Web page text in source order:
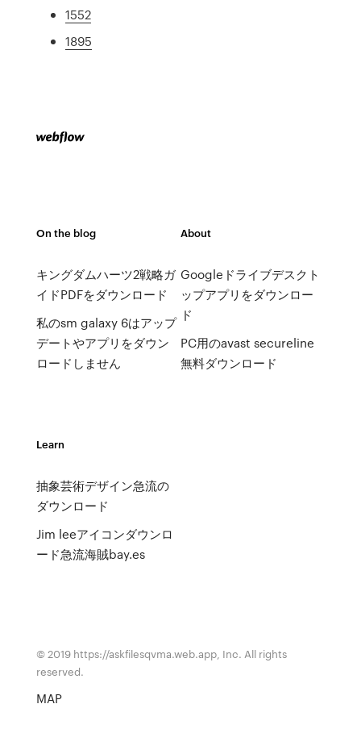
1552
1895
On the blog
キングダムハーツ2戦略ガ
イドPDFをダウンロード
私のsm galaxy 6はアップ
デートやアプリをダウン
ロードしません
About
Googleドライブデスクト
ップアプリをダウンロー
ド
PC用のavast secureline
無料ダウンロード
Learn
抽象芸術デザイン急流の
ダウンロード
Jim leeアイコンダウンロ
ード急流海賊bay.es
© 2019 https://askfilesqvma.web.app, Inc. All rights
reserved.
MAP